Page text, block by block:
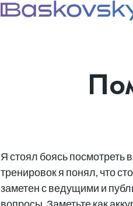
Я стоял боясь посмотреть
тренировок я понял, что
заметен с ведущими и